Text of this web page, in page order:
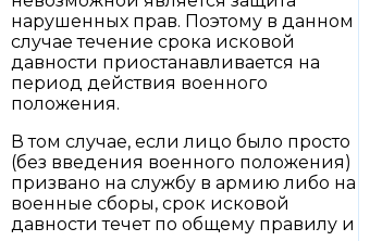
нарушенных прав. Поэтому в данном
случае течение срока исковой
давности приостанавливается на
период действия военного
положения.
В том случае, если лицо было просто
(без введения военного положения)
призвано на службу в армию либо на
военные сборы, срок исковой
давности течет по общему правилу и